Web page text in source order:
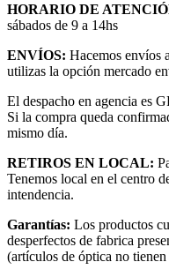
HORARIO DE
sábados de 9 a 14hs
ENVÍOS: Hacemos envíos
utilizas la opción mercado
El despacho en agencia es
Si la compra queda
mismo día.
RETIROS EN LOCAL:
Tenemos local en el centro
intendencia.
Garantías: Los productos
desperfectos de fabrica
(artículos de óptica no